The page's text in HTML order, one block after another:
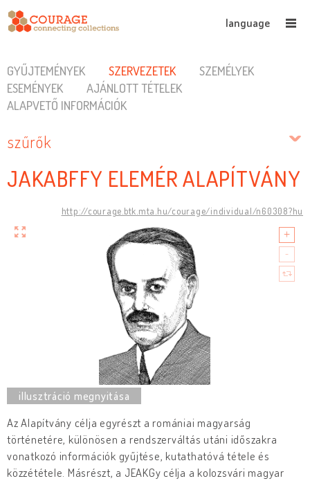
language
GYŰJTEMÉNYEK SZERVEZETEK
SZEMÉLYEK
ESEMÉNYEK
AJÁNLOTT TÉTELEK
ALAPVETŐ INFORMÁCIÓK
szűrők
JAKABFFY ELEMÉR ALAPÍTVÁNY
http://courage.btk.mta.hu/courage/individual/n60308?hu
Az Alapítvány célja egyrészt a romániai magyarság
történetére, különösen a rendszerváltás utáni időszakra
vonatkozó információk gyűjtése, kutathatóvá tétele és
közzététele. Másrészt, a JEAKGy célja a kolozsvári magyar